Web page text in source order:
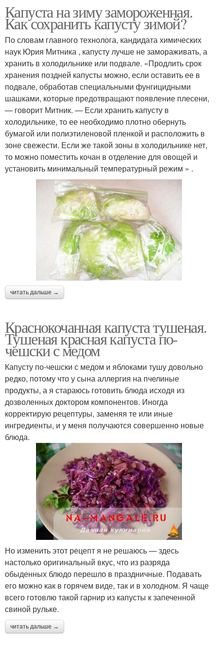
Капуста на зиму замороженная.
Как сохранить капусту зимой?
По словам главного технолога, кандидата химических
наук Юрия Митника , капусту лучше не замораживать, а
хранить в холодильнике или подвале. «Продлить срок
хранения поздней капусты можно, если оставить ее в
подвале, обработав специальными фунгицидными
шашками, которые предотвращают появление плесени,
— говорит Митник. — Если хранить капусту в
холодильнике, то ее необходимо плотно обернуть
бумагой или полиэтиленовой пленкой и расположить в
зоне свежести. Если же такой зоны в холодильнике нет,
то можно поместить кочан в отделение для овощей и
установить минимальный температурный режим » .
читать дальше →
Краснокочанная капуста тушеная.
Тушеная красная капуста по-
чешски с медом
Капусту по-чешски с медом и яблоками тушу довольно
редко, потому что у сына аллергия на пчелиные
продукты, а я стараюсь готовить блюда исходя из
дозволенных доктором компонентов. Иногда
корректирую рецептуры, заменяя те или иные
ингредиенты, и у меня получаются совершенно новые
блюда.
Но изменить этот рецепт я не решаюсь — здесь
настолько оригинальный вкус, что из разряда
обыденных блюдо перешло в праздничные. Подавать
его можно как в горячем виде, так и в холодном. Я чаще
всего готовлю такой гарнир из капусты к запеченной
свиной рульке.
читать дальше →